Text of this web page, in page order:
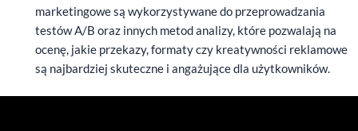
marketingowe są wykorzystywane do przeprowadzania
testów A/B oraz innych metod analizy, które pozwalają na
ocenę, jakie przekazy, formaty czy kreatywności reklamowe
są najbardziej skuteczne i angażujące dla użytkowników.